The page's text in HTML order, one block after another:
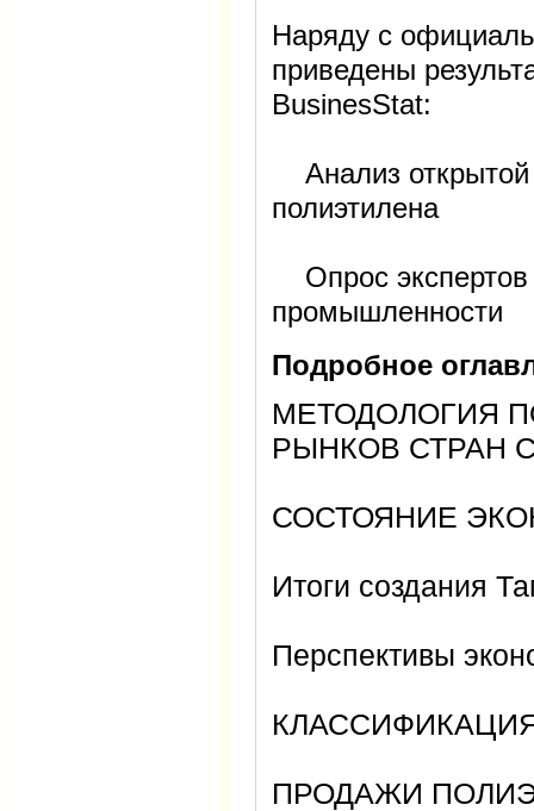
Наряду с
приведены
BusinesStat:
Анализ
полиэтилена
Опрос экспертов
промышленности
Подробное
МЕТОДОЛОГИЯ
РЫНКОВ СТРАН
СОСТОЯНИЕ
Итоги создания
Перспективы
ПРОДАЖИ